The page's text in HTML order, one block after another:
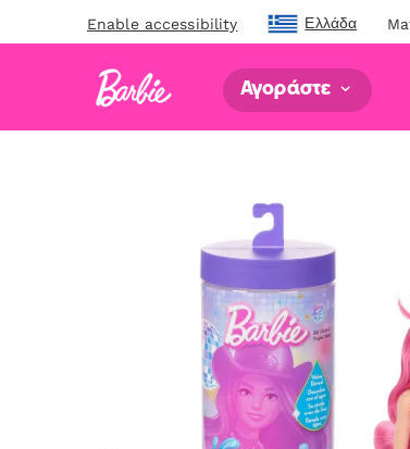
Enable accessibility Ελλάδα
Αγοράστε